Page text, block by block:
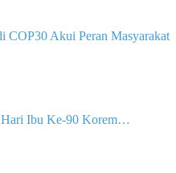
Akui Peran Masyarakat
Hari Ibu Ke-90 Korem…